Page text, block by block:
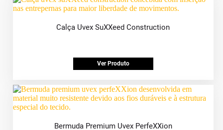
Calça Uvex SuXXeed Construction
Ver Produto
Bermuda Premium Uvex PerfeXXion